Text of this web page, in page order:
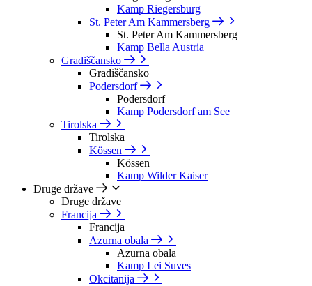
Kamp Riegersburg
St. Peter Am Kammersberg
St. Peter Am Kammersberg
Kamp Bella Austria
Gradiščansko
Gradiščansko
Podersdorf
Podersdorf
Kamp Podersdorf am See
Tirolska
Tirolska
Kössen
Kössen
Kamp Wilder Kaiser
Druge države
Druge države
Francija
Francija
Azurna obala
Azurna obala
Kamp Lei Suves
Okcitanija